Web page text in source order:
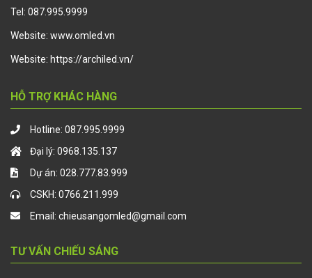
Tel: 087.995.9999
Website: www.omled.vn
Website: https://archiled.vn/
HỖ TRỢ KHÁC HÀNG
Hotline: 087.995.9999
Đại lý: 0968.135.137
Dự án: 028.777.83.999
CSKH: 0766.211.999
Email: chieusangomled@gmail.com
TƯ VẤN CHIẾU SÁNG